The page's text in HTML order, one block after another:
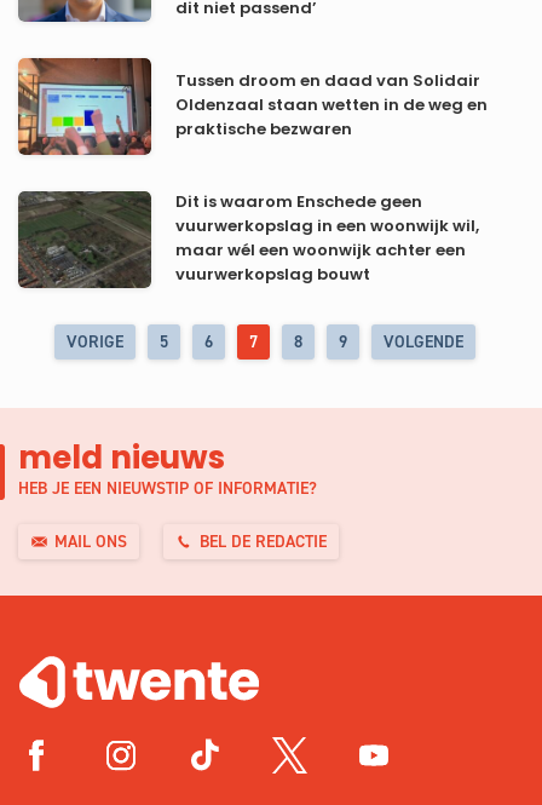
dit niet passend’
Tussen droom en daad van Solidair
Oldenzaal staan wetten in de weg en
praktische bezwaren
Dit is waarom Enschede geen
vuurwerkopslag in een woonwijk wil,
maar wél een woonwijk achter een
vuurwerkopslag bouwt
VORIGE 5 6 7 8 9 VOLGENDE
meld nieuws
HEB JE EEN NIEUWSTIP OF INFORMATIE?
MAIL ONS BEL DE REDACTIE